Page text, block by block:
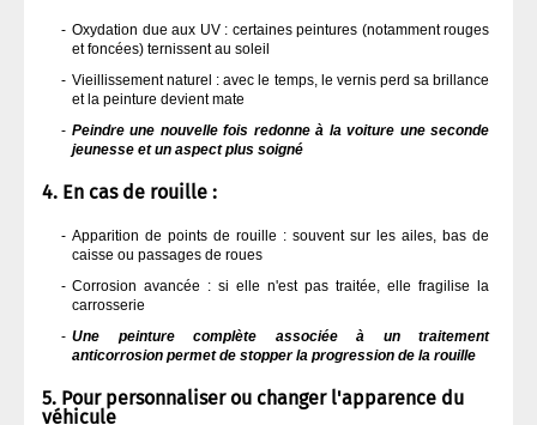
Oxydation due aux UV : certaines peintures (notamment rouges
et foncées) ternissent au soleil
Vieillissement naturel : avec le temps, le vernis perd sa brillance
et la peinture devient mate
Peindre une nouvelle fois redonne à la voiture une seconde
jeunesse et un aspect plus soigné
4. En cas de rouille :
Apparition de points de rouille : souvent sur les ailes, bas de
caisse ou passages de roues
Corrosion avancée : si elle n'est pas traitée, elle fragilise la
carrosserie
Une peinture complète associée à un traitement
anticorrosion permet de stopper la progression de la rouille
5. Pour personnaliser ou changer l'apparence du
véhicule